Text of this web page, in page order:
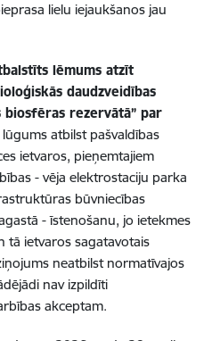
lielu iejaukšanos jau
lēmums atzīt
daudzveidības
biosfēras rezervātā” par
atbilst pašvaldības
ietvaros, pieņemtajiem
- vēja elektrostaciju parka
būvniecības
- īstenošanu, jo ietekmes
tā ietvaros sagatavotais
neatbilst normatīvajos
nav izpildīti
akceptam.